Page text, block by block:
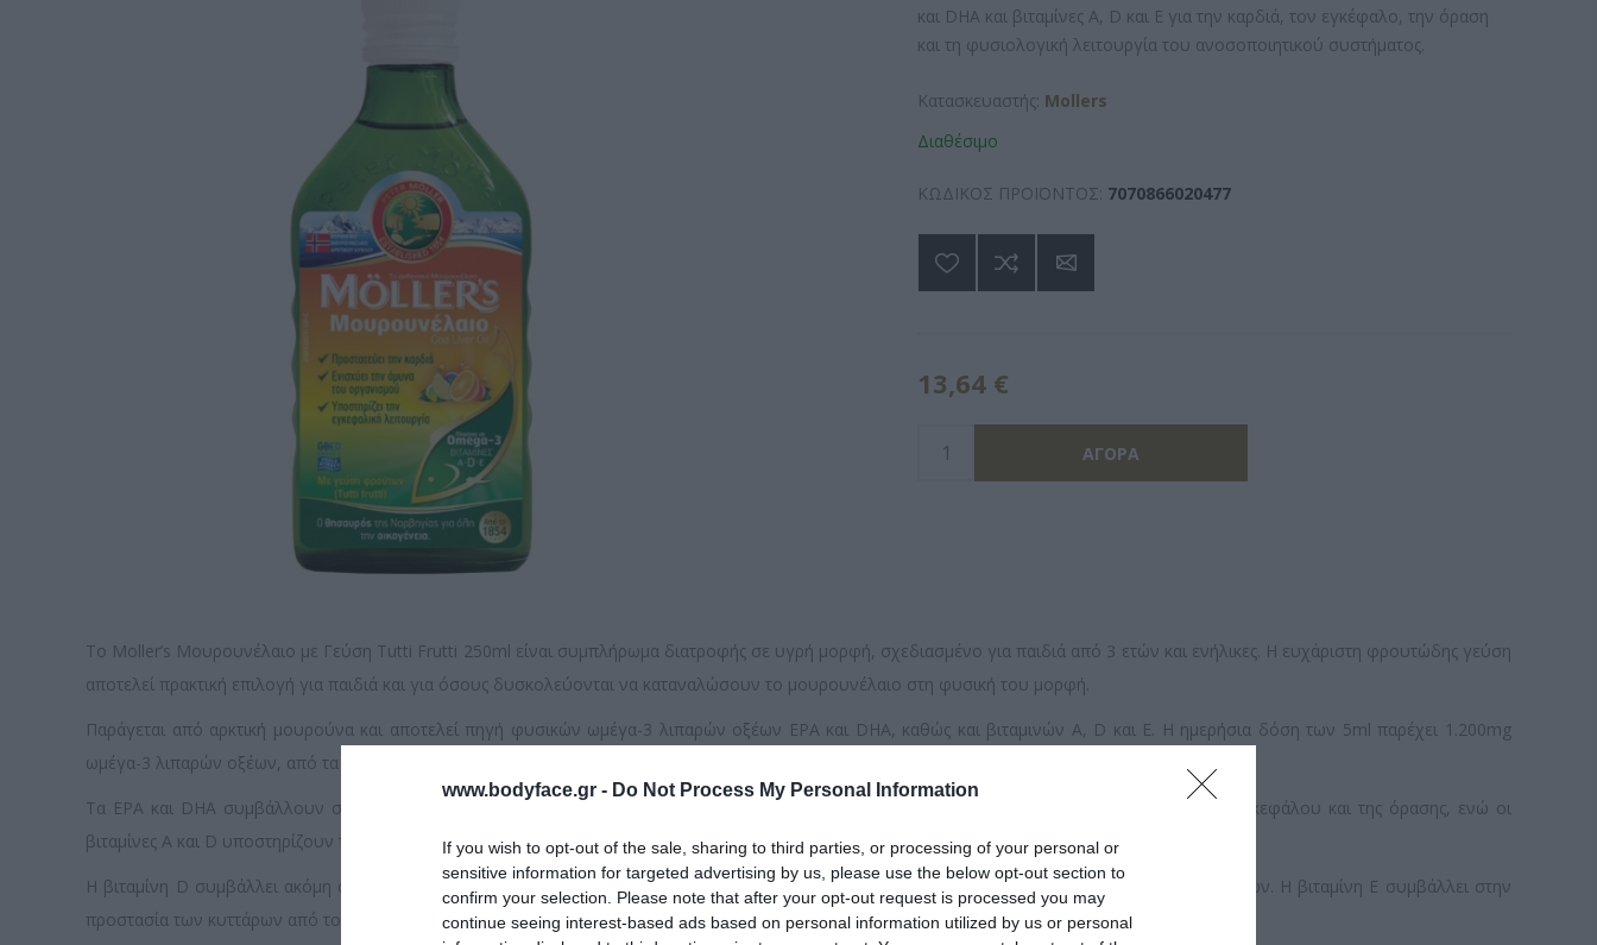
www.bodyface.gr - Do Not Process My Personal Information
If you wish to opt-out of the sale, sharing to third parties, or processing of your personal or
sensitive information for targeted advertising by us, please use the below opt-out section to
confirm your selection. Please note that after your opt-out request is processed you may
continue seeing interest-based ads based on personal information utilized by us or personal
και DHA και βιταμίνες A, D και E για την καρδιά, τον εγκέφαλο, την όραση
και τη φυσιολογική λειτουργία του ανοσοποιητικού συστήματος.
Κατασκευαστής: Mollers
Διαθέσιμο
ΚΩΔΙΚΟΣ ΠΡΟΪΟΝΤΟΣ: 7070866020477
13,64 €
Το Moller’s Μουρουνέλαιο με Γεύση Tutti Frutti 250ml είναι συμπλήρωμα διατροφής σε υγρή μορφή, σχεδιασμένο για παιδιά από 3 ετών και ενήλικες. Η ευχάριστη φρουτώδης γεύση
αποτελεί πρακτική επιλογή για παιδιά και για όσους δυσκολεύονται να καταναλώσουν το μουρουνέλαιο στη φυσική του μορφή.
Παράγεται από αρκτική μουρούνα και αποτελεί πηγή φυσικών ωμέγα-3 λιπαρών οξέων EPA και DHA, καθώς και βιταμινών A, D και E. Η ημερήσια δόση των 5ml παρέχει 1.200mg
ωμέγα-3 λιπαρών οξέων, από τα οποία 600mg DHA και 400mg EPA.
Τα EPA και DHA συμβάλλουν στη φυσιολογική λειτουργία της καρδιάς. Το DHA συμβάλλει στη διατήρηση της φυσιολογικής λειτουργίας του εγκεφάλου και της όρασης, ενώ οι
βιταμίνες A και D υποστηρίζουν τη φυσιολογική λειτουργία του ανοσοποιητικού συστήματος.
Η βιταμίνη D συμβάλλει ακόμη στη διατήρηση της φυσιολογικής κατάστασης των οστών και των δοντιών και στη φυσιολογική λειτουργία των μυών. Η βιταμίνη E συμβάλλει στην
προστασία των κυττάρων από το οξειδωτικό στρες.